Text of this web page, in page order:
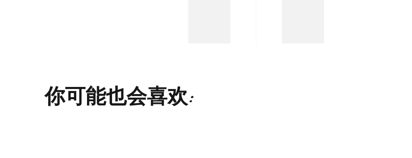
你可能也会喜欢: